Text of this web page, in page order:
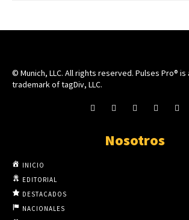
© Munich, LLC. All rights reserved. Pulses Pro® is
trademark of tagDiv, LLC.
Nosotros
INICIO
EDITORIAL
DESTACADOS
NACIONALES